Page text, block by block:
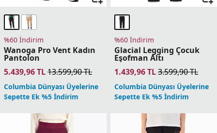
%60 İndirim
Wanoga Pro Vent Kadın
Pantolon
5.439,96TL13.599,90TL
Columbia Dünyası Üyelerine
Sepette Ek %5 İndirim
%60 İndirim
Glacial Legging Çocuk
Eşofman Altı
1.439,96TL3.599,90TL
Columbia Dünyası Üyelerine
Sepette Ek %5 İndirim